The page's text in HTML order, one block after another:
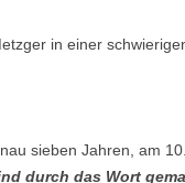
in einer
sieben Jahren, am
durch das Wort